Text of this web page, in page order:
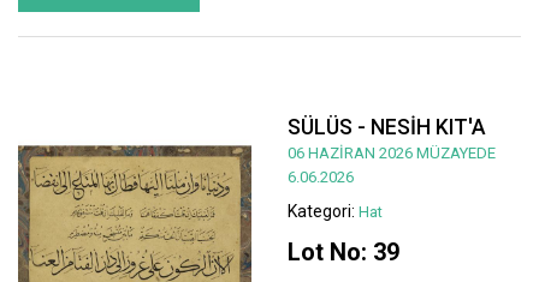
SÜLÜS - NESİH KIT'A
06 HAZİRAN 2026 MÜZAYEDE
6.06.2026
Kategori: Hat
Lot No: 39